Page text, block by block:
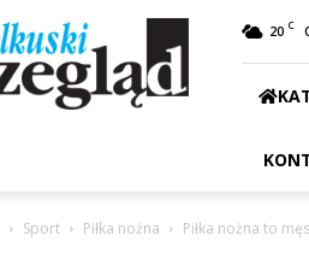
20 C
Sport Piłka nożna Piłka nożna to